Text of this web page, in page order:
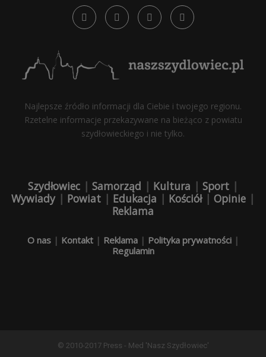
Najlepsze źródło informacji dla Ciebie i twojego regionu.
Rzetelne informacje przekazywane na bieżąco z powiatu
szydłowieckiego i nie tylko.
Szydłowiec | Samorząd | Kultura | Sport |
Wywiady| Powiat | Edukacja | Kościół| Opinie |
Reklama
O nas| Kontakt| Reklama| Polityka prywatności|
Regulamin
© 2010-2017 Press - Med 'Nasz Szydłowiec'